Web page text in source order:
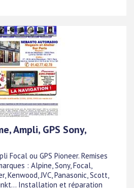
Ampli, GPS Sony,
Focal ou GPS Pioneer. Remises
: Alpine, Sony, Focal,
Kenwood, JVC, Panasonic, Scott,
Installation et réparation